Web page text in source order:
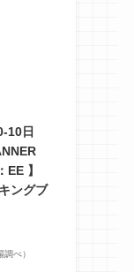
10日
】
ングブ
べ）